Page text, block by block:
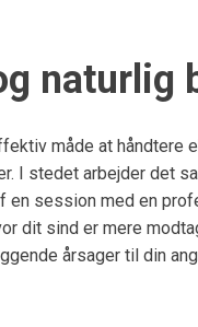
naturlig
måde at
I stedet arbejder det
en session med en
dit sind er mere
årsager til din